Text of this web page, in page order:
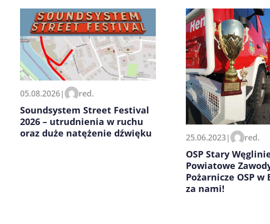
Zapamiętaj moje dane w tej przeglądarce
kolejnych komentarzy.
05.08.2026| red.
Soundsystem Street Festival
2026 – utrudnienia w ruchu
oraz duże natężenie dźwięku
25.06.2023| red.
OSP Stary
Powiatowe
Pożarnicze OSP w
za nami!